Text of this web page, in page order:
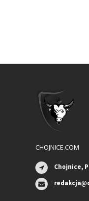
CHOJNICE.COM
Chojnice,